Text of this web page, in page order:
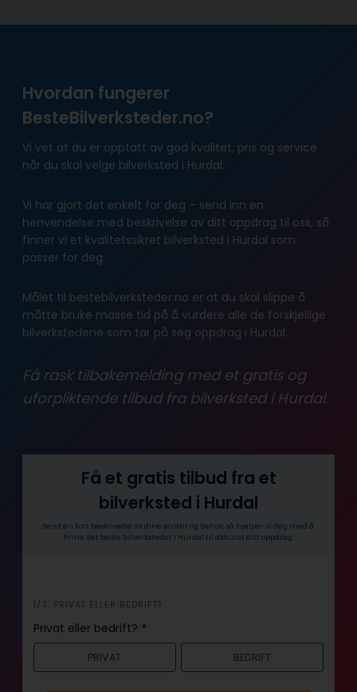
Hvordan fungerer
BesteBilverksteder.no?
Vi vet at du er opptatt av god kvalitet, pris og service
når du skal velge bilverksted i Hurdal.
Vi har gjort det enkelt for deg – send inn en
henvendelse med beskrivelse av ditt oppdrag til oss, så
finner vi et kvalitetssikret bilverksted i Hurdal som
passer for deg.
Målet til bestebilverksteder.no er at du skal slippe å
måtte bruke masse tid på å vurdere alle de forskjellige
bilverkstedene som tar på seg oppdrag i Hurdal.
Få rask tilbakemelding med et gratis og
uforpliktende tilbud fra bilverksted i Hurdal.
Få et gratis tilbud fra et
bilverksted i Hurdal
Send en kort beskrivelse av dine ønsker og behov, så hjelper vi deg med å
finne det beste bilverkstedet i Hurdal til akkurat ditt oppdrag.
i
n
n
o
1/3: PRIVAT ELLER BEDRIFT?
Privat eller bedrift? *
PRIVAT BEDRIFT